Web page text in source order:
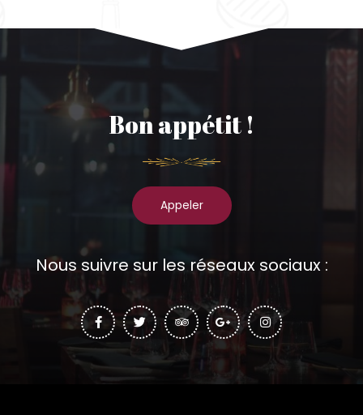
Bon appétit !
Appeler
Nous suivre sur les réseaux sociaux :